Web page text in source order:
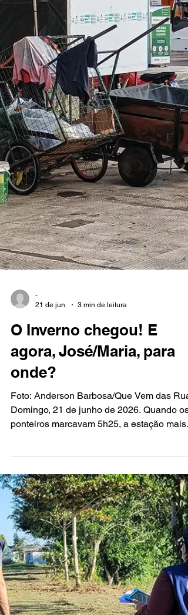
corpo humano precisa de cuidados para
manter os 36,5°C. Se a temperatura
fica abaixo dos 35°C, pode provocar
hipotermia. Os especialistas explicam que,
nessa situação, o indivíduo pode apresen
-
O Inverno chegou! E
agora, José/Maria, para
onde?
Foto: Anderson Barbosa/Que Vem das
Domingo, 21 de junho de 2026. Quando os
ponteiros marcavam 5h25, a estação mais
fria do ano chegava ao Hemisfério Sul do
planeta Terra. Um inverno um tanto
contraditório, segundo os meteorologistas,
por causa do El Niño, ou Super El Niño. As
previsões são de temperaturas mais altas,
poucas chuvas e risco de seca severa,
de queimadas nas regiões Norte e